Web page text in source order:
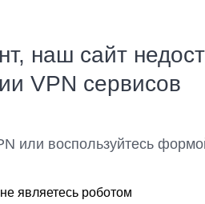
наш сайт
VPN сервисов
или воспользуйтесь
являетесь роботом